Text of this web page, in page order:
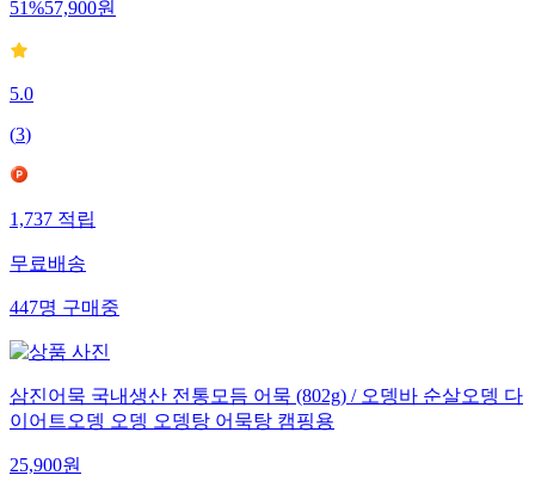
51%57,900원
5.0
(3)
1,737적립
무료배송
447명구매중
삼진어묵 국내생산 전통모듬 어묵 (802g) / 오뎅바 순살오뎅 다
이어트오뎅 오뎅 오뎅탕 어묵탕 캠핑용
25,900원